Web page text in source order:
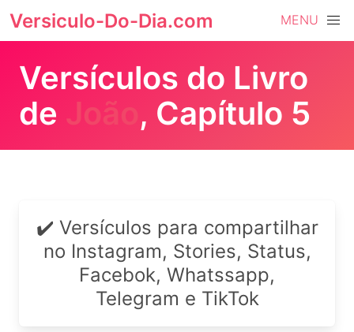
Versiculo-Do-Dia.com MENU
Versículos do Livro
de João, Capítulo 5
✔️ Versículos para compartilhar
no Instagram, Stories, Status,
Facebok, Whatssapp,
Telegram e TikTok